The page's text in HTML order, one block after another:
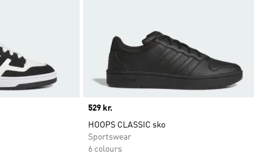
Price
529 kr.
HOOPS CLASSIC sko
Sportswear
6 colours